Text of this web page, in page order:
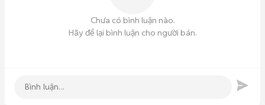
Chưa có bình luận nào.
Hãy để lại bình luận cho người bán.